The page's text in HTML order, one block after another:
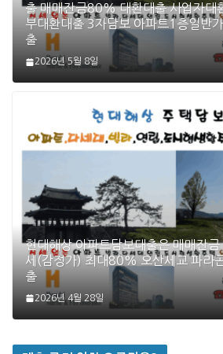
출 매매잔금80% 대환대출 사업자대
부대환대출 3자담보 아파트1층일반
출
2026년 5월 8일
현대해상 아파트담보대출은 매매잔
세(감정가) 최대80% 오산세교 파라
출
2026년 4월 28일